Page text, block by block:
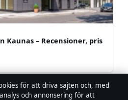
Kaunas – Recensioner, pris
för att driva sajten och, med
och annonsering för att